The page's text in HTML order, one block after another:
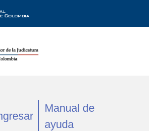
Manual de
ayuda